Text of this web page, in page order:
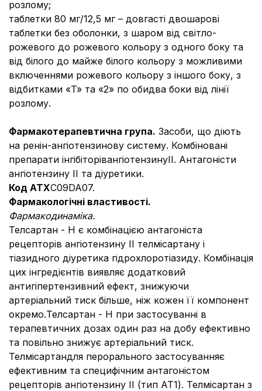
розлому;
таблетки 80 мг/12,5 мг – довгасті двошарові
таблетки без оболонки, з шаром від світло-
рожевого до рожевого кольору з одного боку та
від білого до майже білого кольору з можливими
включеннями рожевого кольору з іншого боку, з
відбитками «T» та «2» по обидва боки від лінії
розлому.
Фармакотерапевтична група. Засоби, що діють
на ренін-ангіотензинову систему. Комбіновані
препарати інгібіторівангіотензинуII. Антагоністи
ангіотензину ІІ та діуретики.
Код ATХC09DA07.
Фармакологічні властивості.
Фармакодинаміка.
Телсартан - Н є комбінацією антагоніста
рецепторів ангіотензину II телміcартану і
тіазидного діуретика гідрохлоротіазиду. Комбінація
цих інгредієнтів виявляє додатковий
антигіпертензивний ефект, знижуючи
артеріальний тиск більше, ніж кожен її компонент
окремо.Телсартан - Н при застосуванні в
терапевтичних дозах один раз на добу ефективно
та повільно знижує артеріальний тиск.
Телміcартандля перорального застосуванняє
ефективним та специфічним антагоністом
рецепторів ангіотензину II (тип АТ1). Телміcартан з